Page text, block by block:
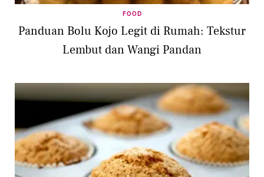
FOOD
Panduan Bolu Kojo Legit di Rumah: Tekstur
Lembut dan Wangi Pandan